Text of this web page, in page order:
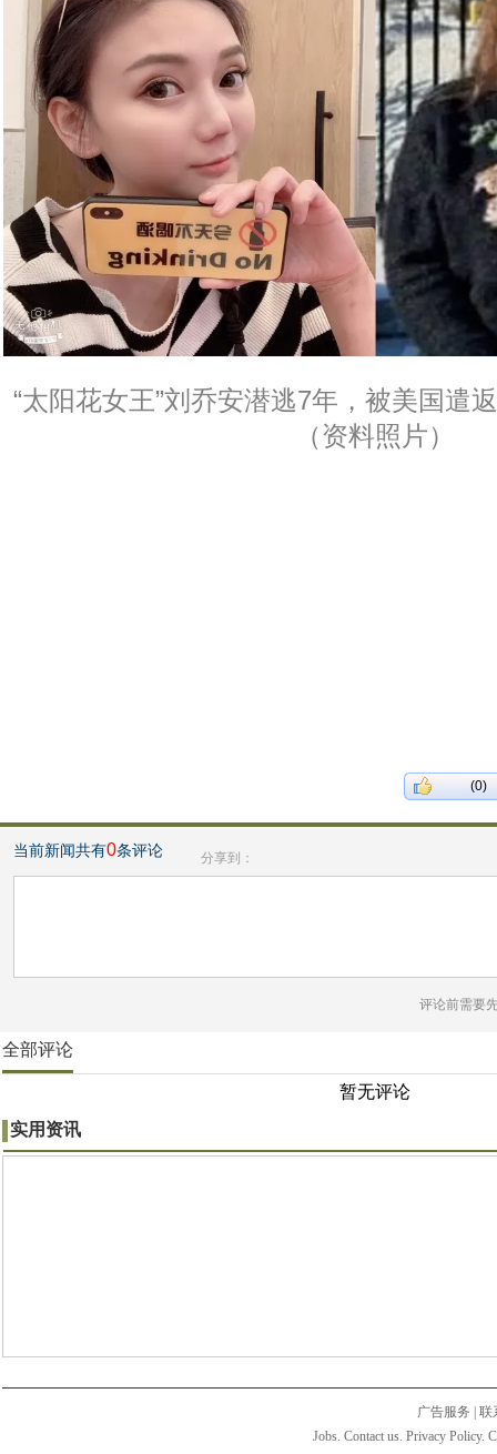
“太阳花女王”刘乔安潜逃7年，被美国遣
（资料照片）
(0)
当前新闻共有0条评论 分享到：
评论前需要
全部评论
暂无评论
实用资讯
广告服务
联
Jobs. Contact us. Privacy Policy.